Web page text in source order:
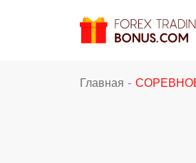
Главная -